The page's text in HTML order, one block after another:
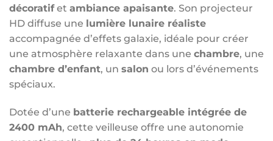
décoratifet ambiance apaisante. Son projecteur
HD diffuse une lumière lunaire réaliste
accompagnée d’effets galaxie, idéale pour créer
une atmosphère relaxante dans une chambre, une
chambre d’enfant, un salon ou lors d’événements
spéciaux.
Dotée d’une batterie rechargeable intégrée de
2400 mAh, cette veilleuse offre une autonomie